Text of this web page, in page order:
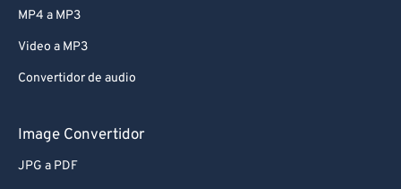
MP4 a MP3
Video a MP3
Convertidor de audio
Image Convertidor
JPG a PDF